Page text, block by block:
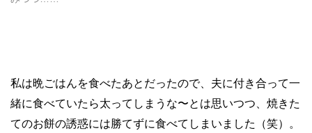
私は晩ごはんを食べたあとだったので、夫に付き合って一
緒に食べていたら太ってしまうな〜とは思いつつ、焼きた
てのお餅の誘惑には勝てずに食べてしまいました（笑）。